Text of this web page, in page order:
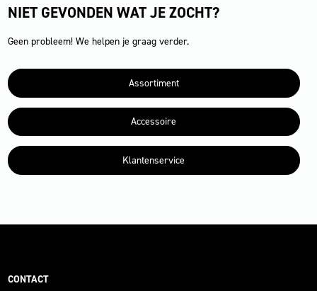
NIET GEVONDEN WAT JE ZOCHT?
Geen probleem! We helpen je graag verder.
Assortiment
Accessoire
Klantenservice
CONTACT